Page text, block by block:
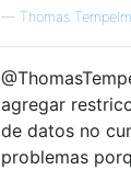
— Thomas
agregar
de datos no
problemas